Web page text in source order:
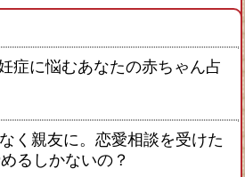
症に悩むあなたの赤ちゃん占
く親友に。恋愛相談を受けた
るしかないの？